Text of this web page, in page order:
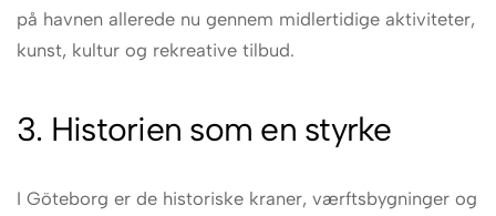
på havnen allerede nu gennem midlertidige aktiviteter,
kunst, kultur og rekreative tilbud.
3. Historien som en styrke
I Göteborg er de historiske kraner, værftsbygninger og